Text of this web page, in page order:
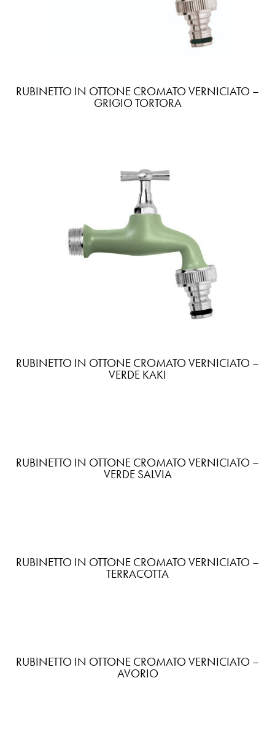
RUBINETTO IN OTTONE CROMATO VERNICIATO –
GRIGIO TORTORA
RUBINETTO IN OTTONE CROMATO VERNICIATO –
VERDE KAKI
RUBINETTO IN OTTONE CROMATO VERNICIATO –
VERDE SALVIA
RUBINETTO IN OTTONE CROMATO VERNICIATO –
TERRACOTTA
RUBINETTO IN OTTONE CROMATO VERNICIATO –
AVORIO